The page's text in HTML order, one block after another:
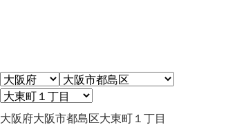
大阪府大阪市都島区大東町１丁目